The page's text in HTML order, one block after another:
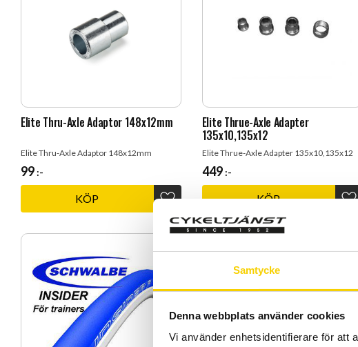
Samtycke
Denna webbplats använder cookies
Vi använder enhetsidentifierare för att
Elite Thru-Axle Adaptor 148x12mm
Elite Thru-Axle Adaptor 148x12mm
99 :-
KÖP
Elite Thrue-Axle Adapter
135x10,135x12
Elite Thrue-Axle Adapter 135x10,135x12
449:-
KÖP